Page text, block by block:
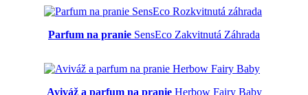
Parfum na pranie SensEco Zakvitnutá Záhrada
Aviváž a parfum na pranieHerbow Fairy Baby